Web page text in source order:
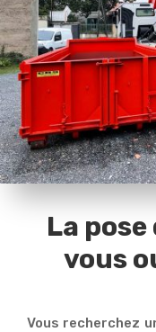
La
vous
Vous recherchez